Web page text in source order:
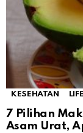
KESEHATAN
7 Pilihan
Asam Urat,